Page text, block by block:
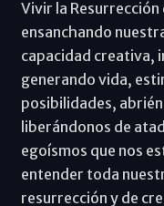
Vivir la
ensanchando
capacidad creativa,
generando vida,
posibilidades,
liberándonos de
egoísmos que nos
entender toda
resurrección y de